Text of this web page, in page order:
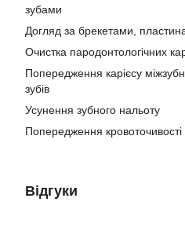
зубами
Догляд за брекетами,
Очистка пародонтологічних
Попередження карієсу
зубів
Усунення зубного нальоту
Попередження кровоточивості
Відгуки